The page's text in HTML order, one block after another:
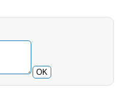
OK